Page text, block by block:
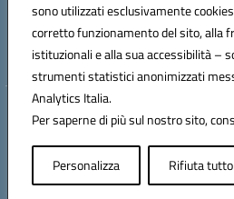
sono utilizzati esclusivamente
corretto funzionamento del sito, alla
istituzionali e alla sua accessibilità –
strumenti statistici anonimizzati
Analytics Italia.
Per saperne di più sul nostro sito,
Personalizza Rifiuta tutto
Codice univoco ufficio: UFE6AQ
Codice meccanografico: RMPS19000T
Codice fiscale: 80230950588
Hosting & Powered by
Concept & Design by